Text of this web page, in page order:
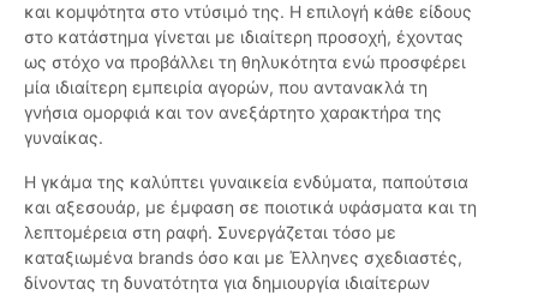
και κομψότητα στο ντύσιμό της. Η επιλογή κάθε είδους
στο κατάστημα γίνεται με ιδιαίτερη προσοχή, έχοντας
ως στόχο να προβάλλει τη θηλυκότητα ενώ προσφέρει
μία ιδιαίτερη εμπειρία αγορών, που αντανακλά τη
γνήσια ομορφιά και τον ανεξάρτητο χαρακτήρα της
γυναίκας.
Η γκάμα της καλύπτει γυναικεία ενδύματα, παπούτσια
και αξεσουάρ, με έμφαση σε ποιοτικά υφάσματα και τη
λεπτομέρεια στη ραφή. Συνεργάζεται τόσο με
καταξιωμένα brands όσο και με Έλληνες σχεδιαστές,
δίνοντας τη δυνατότητα για δημιουργία ιδιαίτερων